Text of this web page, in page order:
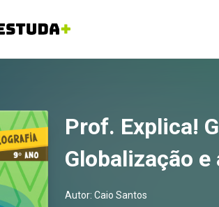
Prof. Explica!
Globalização
Autor: Caio Santos